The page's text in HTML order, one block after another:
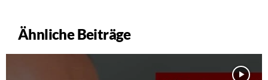
Ähnliche Beiträge